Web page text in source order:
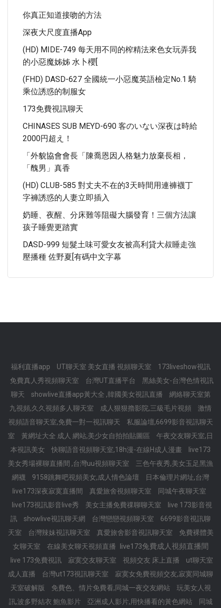
你真正知道接吻的方法
深夜大尺度直播app
(HD) MIDE-749 每天用不同的榨精法來色女玩弄我
的小惡魔姊姊 水卜櫻[
(FHD) DASD-627 全國統一小惡魔英語檢定No.1 騎
乘位誘惑的制服女
173免費視訊聊天
CHINASES SUB MEYD-690 客のいない深夜は時給
2000円超え！
「外貌協會會長「陳喬恩因人格魅力放棄長相，
「醜男」真香
(HD) CLUB-585 對丈夫不在的3天時間用連褲襪丁
字褲誘惑的人妻立即插入
奶睡、夜醒、分床難等阻礙大腦發育！三個方法讓
孩子睡覺更踏實
DASD-999 短髮土味可愛女友被高利貸大叔睡走強
壓播種 佐野夏[有碼中文字幕
福利直播app UT聊天室 美女直播 視頻聊天室
173liveshow視訊
免費真人秀視頻聊天室
台灣UT直播平台
黑絲美女-台灣色情視訊
聊天
showlive直播app黃大全 ,韓國美女視訊直播
網絡聊天室第
九視頻,久久視頻多人聊天室
成人狠狠擼影院,三級毛片視頻
激情
視頻語音聊天室,免費一對一視訊聊天
私服論壇,6699影音視訊聊天
室
黃網址大全 成人 網站,美少女自拍拍貼圖區
午夜交友聊天室,日
本視訊美女
快聊語音視頻聊天室,18h漫-在線H成人漫畫
live173
美女秀場裸聊直播間 ,台灣uu視頻聊天室
三色午夜秀,美女玉足黑漁
網襪
9158跳舞吧視頻美女,成人情色論壇
日本倫理片網址,台灣
live173深夜寂寞直播間
真愛旅舍視頻聊天室
同城午夜聊天室
live173視訊影音live秀
美女主播免費祼聊聊天室
live 173影音視
訊
showlive視訊聊天網 台灣戀戀視頻聊天室
6699影音視訊聊
天室
台灣辣妹視訊聊天室 真愛旅舍影音視訊聊天室
免費裸體美
女聊天室
在線美女聊天視頻直播 live173兔費成人視頻直播間
live 173免費視訊 寂寞交友聊天室 視頻交友 床上直播
ut聊天室
成人直播
台灣ut173視訊聊天室
寂寞女免費視頻交友,寂寞同城聊
天室破解版
免費色、情片免費看,同城一夜交友網站
玩美女人視
訊,波多野結衣 鮑魚影片
亞洲成人影片,用快播看的黃色網站 同城